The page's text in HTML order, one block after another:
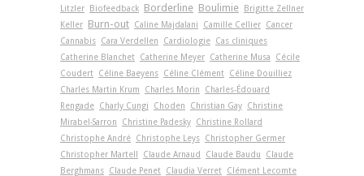
Litzler Biofeedback Borderline Boulimie Brigitte Zellner
Keller Burn-out Caline Majdalani Camille Cellier Cancer
Cannabis Cara Verdellen Cardiologie Cas cliniques
Catherine Blanchet Catherine Meyer Catherine Musa
Cécile
Coudert Céline Baeyens Céline Clément Céline Douilliez
Charles Martin Krum
Charles Morin
Charles-Édouard
Rengade Charly Cungi Choden Christian Gay Christine
Mirabel-Sarron
Christine Padesky Christine Rollard
Christophe André Christophe Leys Christopher Germer
Christopher Martell
Claude Arnaud Claude Baudu
Claude
Berghmans Claude Penet Claudia Verret Clément Lecomte